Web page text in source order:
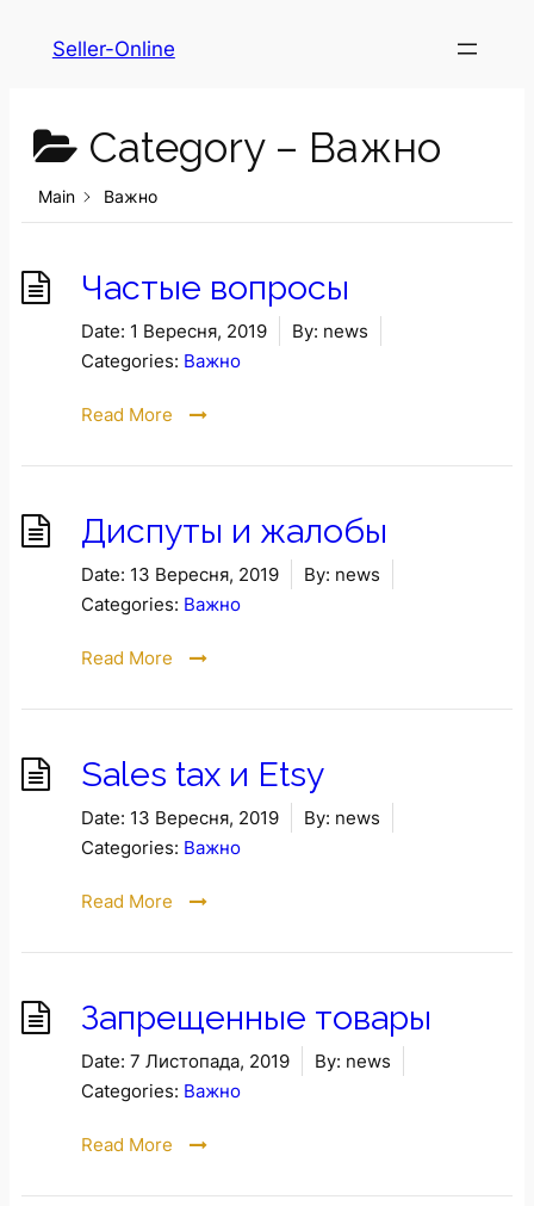
Seller-Online
Category – Важно
Main Важно
Частые вопросы
Date: 1 Вересня, 2019 By: news
Categories: Важно
Read More
Диспуты и жалобы
Date: 13 Вересня, 2019 By: news
Categories: Важно
Read More
Sales tax и Etsy
Date: 13 Вересня, 2019 By: news
Categories: Важно
Read More
Запрещенные товары
Date: 7 Листопада, 2019 By: news
Categories: Важно
Read More